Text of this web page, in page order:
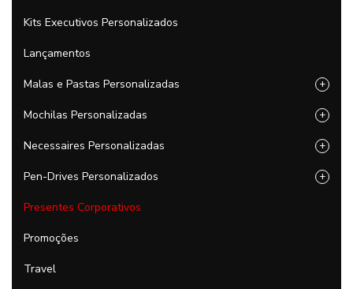
Kits Executivos Personalizados
Lançamentos
Malas e Pastas Personalizadas +
Mochilas Personalizadas +
Necessaires Personalizadas +
Pen-Drives Personalizados +
Presentes Corporativos
Promoções
Travel